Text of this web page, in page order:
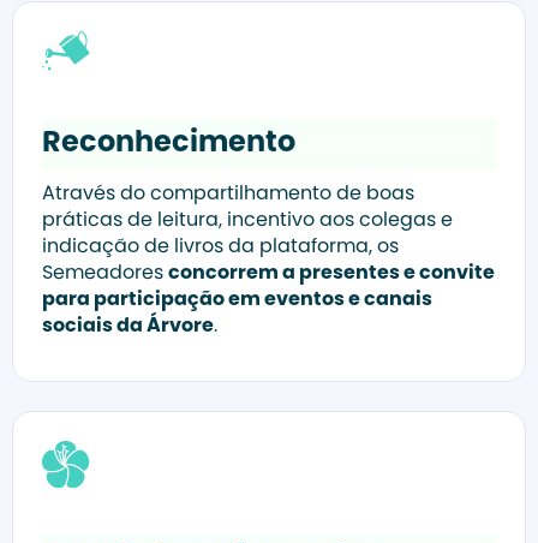
Reconhecimento
Através do compartilhamento de boas
práticas de leitura, incentivo aos colegas e
indicação de livros da plataforma, os
Semeadores concorrem a presentes e convite
para participação em eventos e canais
sociais da Árvore.